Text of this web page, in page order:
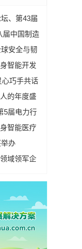
、第43届
幕
届中国制造
！安全与韧
智能开发
巧手共话
的年度盛
5届电力行
杭州！
智能医疗
企业出海
办
域领军企